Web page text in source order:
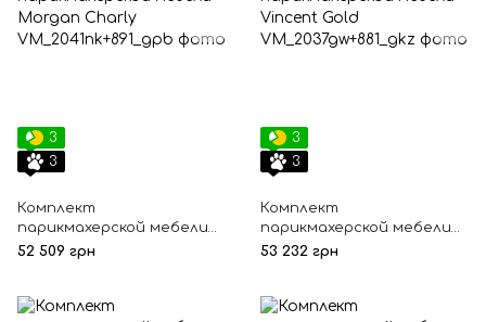
3
3
Комплект
парикмахерской мебели
Morgan Charly
52 509 грн
3
3
Комплект
парикмахерской мебели
Vincent Gold
53 232 грн